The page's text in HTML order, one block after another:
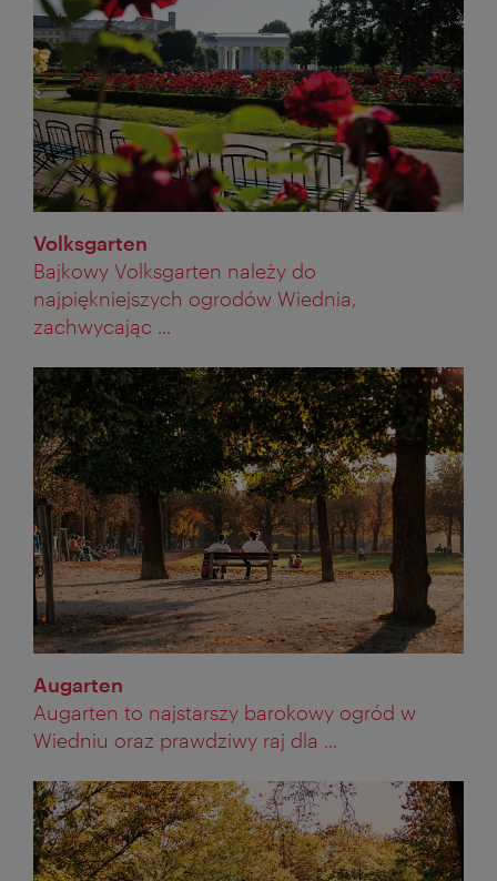
Volksgarten
Bajkowy Volksgarten należy do
najpiękniejszych ogrodów Wiednia,
zachwycając ...
Augarten
Augarten to najstarszy barokowy ogród w
Wiedniu oraz prawdziwy raj dla ...